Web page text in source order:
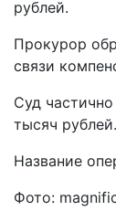
рублей.
Прокурор
связи
Суд
тысяч рублей.
Название
Фото: